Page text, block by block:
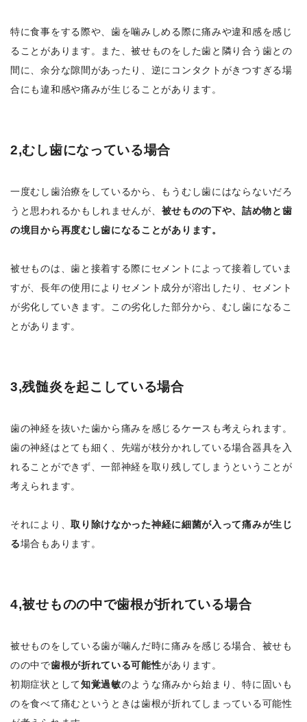
特に食事をする際や、歯を噛みしめる際に痛みや違和感を感じ
ることがあります。また、被せものをした歯と隣り合う歯との
間に、余分な隙間があったり、逆にコンタクトがきつすぎる場
合にも違和感や痛みが生じることがあります。
2,むし歯になっている場合
一度むし歯治療をしているから、もうむし歯にはならないだろ
うと思われるかもしれませんが、 被せものの下や、詰め物と歯
の境目から再度むし歯になることがあります。
被せものは、歯と接着する際にセメントによって接着していま
すが、長年の使用によりセメント成分が溶出したり、セメント
が劣化していきます。この劣化した部分から、むし歯になるこ
とがあります。
3,残髄炎を起こしている場合
歯の神経を抜いた歯から痛みを感じるケースも考えられます。
歯の神経はとても細く、先端が枝分かれしている場合器具を入
れることができず、一部神経を取り残してしまうということが
考えられます。
それにより、取り除けなかった神経に細菌が入って痛みが生じ
る場合もあります。
4,被せものの中で歯根が折れている場合
被せものをしている歯が噛んだ時に痛みを感じる場合、被せも
のの中で歯根が折れている可能性があります。
初期症状として知覚過敏のような痛みから始まり、特に固いも
のを食べて痛むというときは歯根が折れてしまっている可能性